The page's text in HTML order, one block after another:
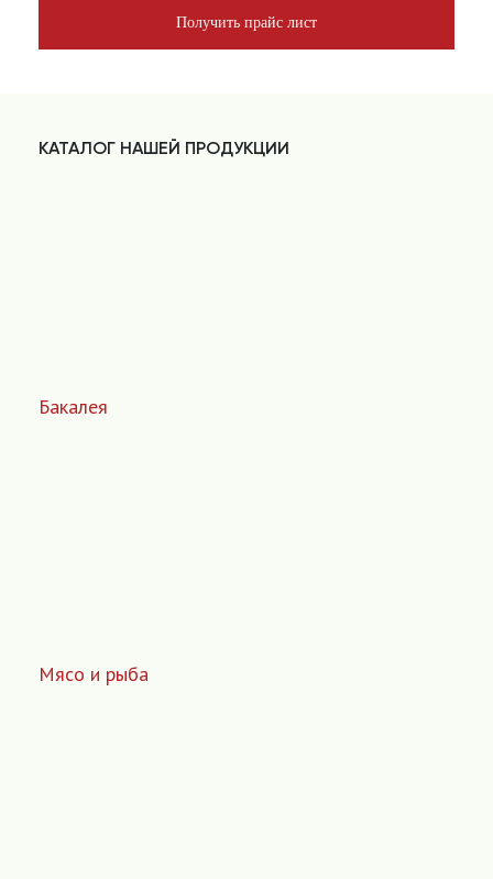
Получить прайс лист
КАТАЛОГ НАШЕЙ ПРОДУКЦИИ
Бакалея
Мясо и рыба